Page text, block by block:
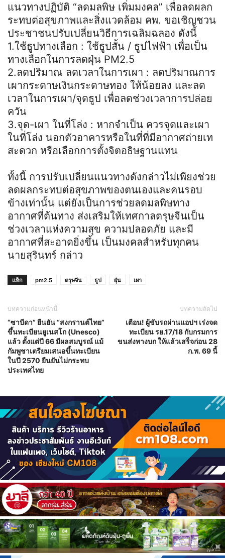
แนวทางปฏิบัติ “ลดมลพิษ เพิ่มมงคล” เพื่อลดผลก
ระทบต่อสุขภาพและสิ่งแวดล้อม คพ. ขอเชิญชวน
ประชาชนปรับเปลี่ยนวิธีการเฉลิมฉลอง ดังนี้
1.ใช้ธูปทางเลือก : ใช้ธูปสั้น / ธูปไฟฟ้า เพื่อเป็น
ทางเลือกในการลดฝุ่น PM2.5
2.ลดปริมาณ ลดเวลาในการเผา : ลดปริมาณการ
เผากระดาษเงินกระดาษทอง ให้น้อยลง และลด
เวลาในการเผา/จุดธูป เพื่อลดช่วงเวลาการปล่อย
ควัน
3.จุด-เผา ในที่โล่ง : หากจำเป็น ควรจุดและเผา
ในที่โล่ง นอกตัวอาคารหรือในที่ที่มีอากาศถ่ายเท
สะดวก หรือเลือกการตั้งจิตอธิษฐานแทน
ทั้งนี้ การปรับเปลี่ยนแนวทางดังกล่าวไม่เพียงช่วย
ลดผลกระทบต่อสุขภาพของตนเองและคนรอบ
ข้างเท่านั้น แต่ยังเป็นการช่วยลดมลพิษทาง
อากาศที่ต้นทาง ส่งเสริมให้เทศกาลตรุษจีนเป็น
ช่วงเวลาแห่งความสุข ความปลอดภัย และมี
อากาศที่สะอาดยิ่งขึ้น เป็นมงคลสำหรับทุกคน
นายสุรินทร์ กล่าว
แท็ก pm2.5 ตรุษจีน ธูป ฝุ่น เผา
บทความก่อนหน้านี้
“ซาบีดา” ยืนยัน “สงกรานต์ไทย”
ขึ้นทะเบียนยูเนสโก (Unesco)
แล้ว ตั้งแต่ปี 66 มีผลสมบูรณ์ แม้
กัมพูชาเตรียมเสนอขึ้นทะเบียน
ในปี 2570 ยืนยันไม่กระทบ
ประเทศไทย
บทความถัดไป
เตือน! ผู้ขับรถผ่านแอปฯ เร่งจด
ทะเบียน รย.17/18 กับกรมการ
ขนส่งทางบก ให้แล้วเสร็จก่อน 28
ก.พ. 69 นี้